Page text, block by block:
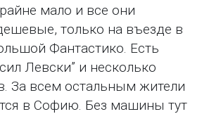
мало и все они
только на въезде в
Фантастико. Есть
Левски” и несколько
За всем остальным жители
в Софию. Без машины тут